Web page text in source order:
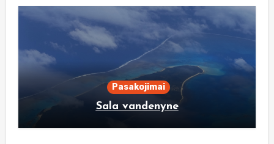
Pasakojimai
Sala vandenyne